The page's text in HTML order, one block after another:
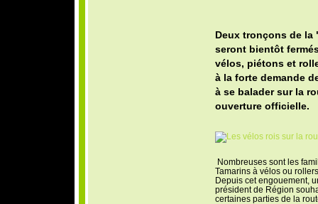
Deux tronçons de
seront bientôt
vélos, piétons et
à la forte demande
à se balader sur la
ouverture officielle.
Nombreuses sont les
Tamarins à vélos ou
Depuis cet engouement,
président de Région
certaines parties de la